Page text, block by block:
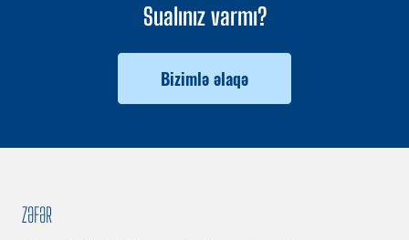
Sualınız varmı?
Bizimlə əlaqə
ZƏFƏR